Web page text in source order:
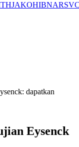
THJAKOHIBNARSV
dapatkan
Eysenck